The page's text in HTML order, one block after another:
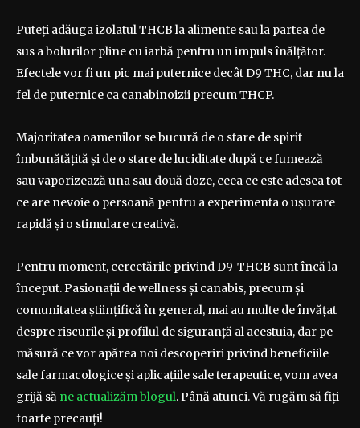
Puteți adăuga izolatul THCB la alimente sau la partea de
sus a bolurilor pline cu iarbă pentru un impuls înălțător.
Efectele vor fi un pic mai puternice decât D9 THC, dar nu la
fel de puternice ca canabinoizii precum THCP.
Majoritatea oamenilor se bucură de o stare de spirit
îmbunătățită și de o stare de luciditate după ce fumează
sau vaporizează una sau două doze, ceea ce este adesea tot
ce are nevoie o persoană pentru a experimenta o ușurare
rapidă și o stimulare creativă.
Pentru moment, cercetările privind D9-THCB sunt încă la
început. Pasionații de wellness și canabis, precum și
comunitatea științifică în general, mai au multe de învățat
despre riscurile și profilul de siguranță al acestuia, dar pe
măsură ce vor apărea noi descoperiri privind beneficiile
sale farmacologice și aplicațiile sale terapeutice, vom avea
grijă să ne actualizăm blogul. Până atunci. Vă rugăm să fiți
foarte precauți!